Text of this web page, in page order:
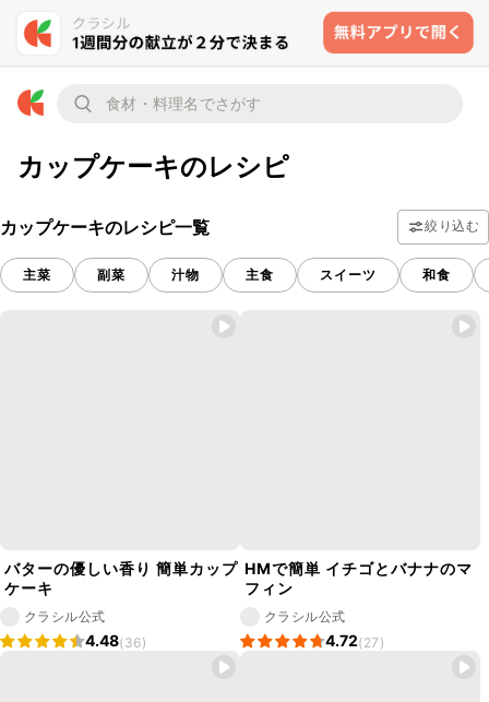
カップケーキのレシピ
カップケーキのレシピ一覧 絞り込む
主菜 副菜 汁物 主食 スイーツ 和食
バターの優しい香り 簡単カップ
ケーキ
クラシル公式
4.48(36)
HMで簡単 イチゴとバナナのマ
フィン
クラシル公式
4.72(27)